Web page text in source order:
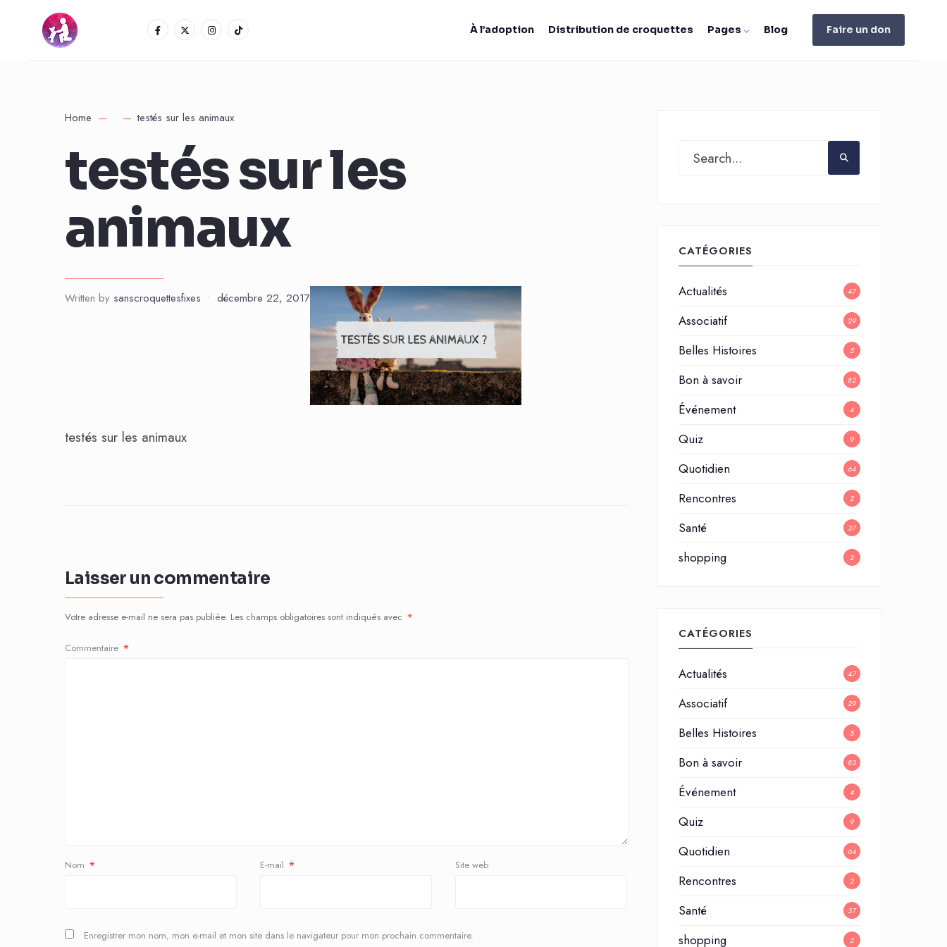
À l’adoption Distribution de croquettes Pages Blog Faire un don
Home testés sur les animaux
testés sur les
animaux
Written by sanscroquettesfixes • décembre 22, 2017
testés sur les animaux
Laisser un commentaire
Votre adresse e-mail ne sera pas publiée. Les champs obligatoires sont indiqués avec *
Commentaire *
Nom * E-mail * Site web
Enregistrer mon nom, mon e-mail et mon site dans le navigateur pour mon prochain commentaire.
CATÉGORIES
Actualités 47
Associatif 29
Belles Histoires 5
Bon à savoir 82
Événement 4
Quiz 9
Quotidien 64
Rencontres 2
Santé 37
shopping 2
CATÉGORIES
Actualités 47
Associatif 29
Belles Histoires 5
Bon à savoir 82
Événement 4
Quiz 9
Quotidien 64
Rencontres 2
Santé 37
shopping 2